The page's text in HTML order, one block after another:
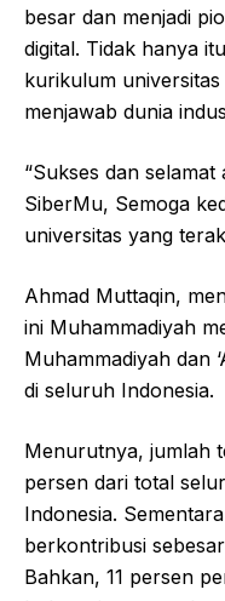
besar dan menjadi
digital. Tidak hanya
kurikulum
menjawab dunia
“Sukses dan
SiberMu, Semoga
universitas yang
Ahmad Muttaqin,
ini Muhammadiyah
Muhammadiyah dan
di seluruh Indonesia.
Menurutnya, jumlah
persen dari total
Indonesia.
berkontribusi
Bahkan, 11 persen